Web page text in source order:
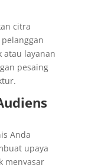
citra
layanan
pesaing
Anda
upaya
menyasar